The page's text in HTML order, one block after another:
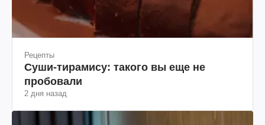
Рецепты
Суши-тирамису: такого вы еще не
пробовали